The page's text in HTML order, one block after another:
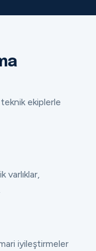
ekiplerle
varlıklar,
iyileştirmeler